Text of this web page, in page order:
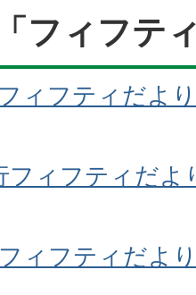
フィフテ
ィフティだよ
フィフティだよ
ィフティだよ